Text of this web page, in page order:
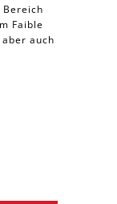
Faible
auch